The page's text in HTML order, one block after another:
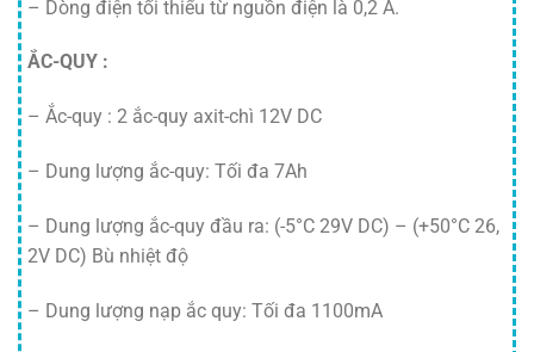
– Dòng điện tối thiểu từ nguồn điện là 0,2 A.
ẮC-QUY :
– Ắc-quy : 2 ắc-quy axit-chì 12V DC
– Dung lượng ắc-quy: Tối đa 7Ah
– Dung lượng ắc-quy đầu ra: (-5°C 29V DC) – (+50°C 26,
2V DC) Bù nhiệt độ
– Dung lượng nạp ắc quy: Tối đa 1100mA